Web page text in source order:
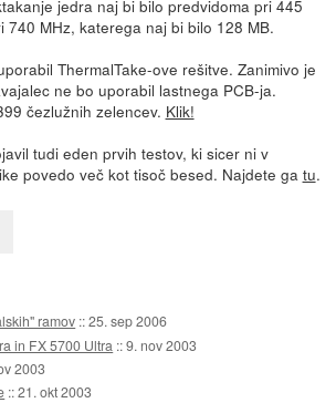
jedra naj bi bilo predvidoma pri 445
740 MHz, katerega naj bi bilo 128 MB.
ThermalTake-ove rešitve. Zanimivo je
ne bo uporabil lastnega PCB-ja.
čezlužnih zelencev. Klik!
tudi eden prvih testov, ki sicer ni v
povedo več kot tisoč besed. Najdete ga tu.
ramov ::25. sep 2006
in FX 5700 Ultra ::9. nov 2003
2003
::21. okt 2003